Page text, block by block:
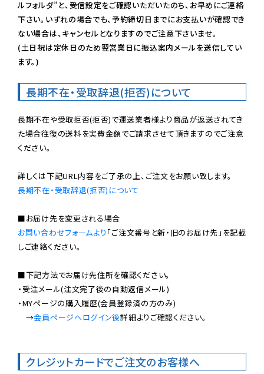
ルフォルダ”と、受信設定をご確認いただいたのち、お早めにご連絡
下さい。いずれの場合でも、予約締切日までにお支払いが確認でき
ない場合は、キャンセルとなりますのでご注意下さいませ。
(土日祝は定休日のため翌営業日に振込案内メールを送信してい
ます。)
長期不在・受取辞退(拒否)について
長期不在や受取拒否(拒否)で運送業者様より商品が返送されてき
た場合往復の送料を実費金額でご請求させて頂きますのでご注意
ください。
長期不在・受取辞退(拒否)について
お問い合わせフォームより 「ご注文番号と新・旧のお届け先」を記載
しご連絡ください。
■下記方法でお届け先住所を確認ください。
・受注メール(注文完了後の自動返信メール)
・MYページの購入履歴(会員登録済の方のみ)
→会員ページへログイン後詳細よりご確認ください。
クレジットカードでご注文のお客様へ